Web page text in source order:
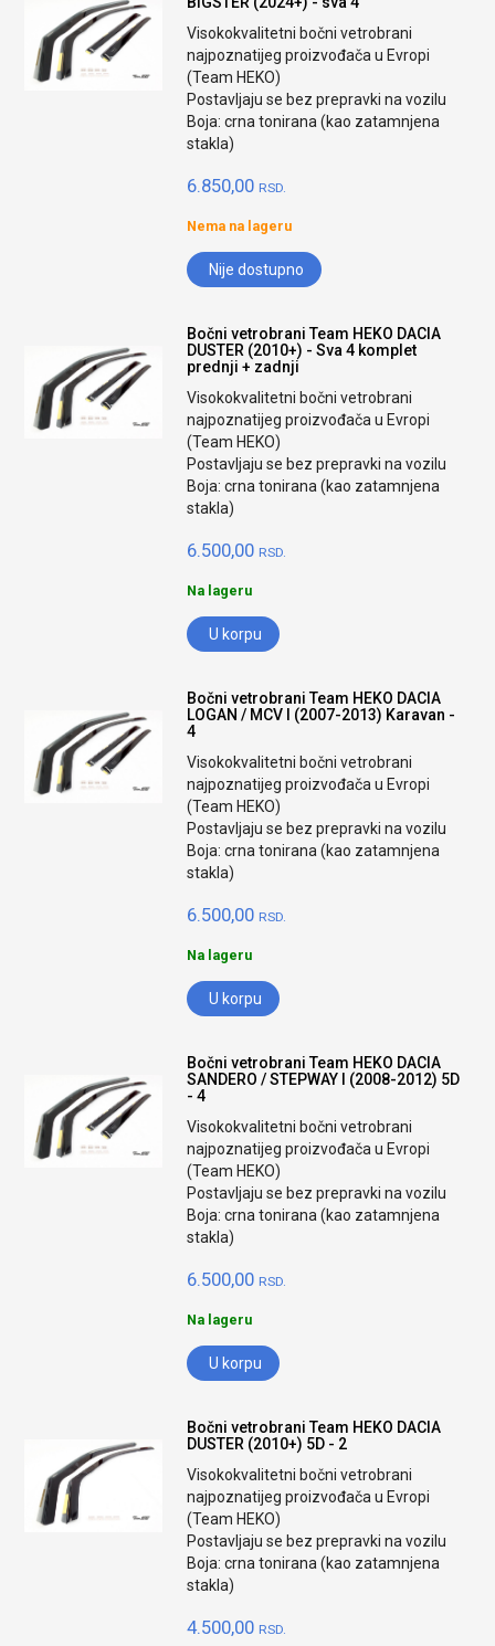
Visokokvalitetni bočni vetrobrani
najpoznatijeg proizvođača u Evropi
(Team HEKO)
Postavljaju se bez prepravki na vozilu
Boja: crna tonirana (kao zatamnjena
stakla)
6.850,00 RSD.
Nema na lageru
Nije dostupno
Bočni vetrobrani Team HEKO DACIA
DUSTER (2010+) - Sva 4 komplet
prednji + zadnji
Visokokvalitetni bočni vetrobrani
najpoznatijeg proizvođača u Evropi
(Team HEKO)
Postavljaju se bez prepravki na vozilu
Boja: crna tonirana (kao zatamnjena
stakla)
6.500,00 RSD.
Na lageru
U korpu
Bočni vetrobrani Team HEKO DACIA
LOGAN / MCV I (2007-2013) Karavan -
4
Visokokvalitetni bočni vetrobrani
najpoznatijeg proizvođača u Evropi
(Team HEKO)
Postavljaju se bez prepravki na vozilu
Boja: crna tonirana (kao zatamnjena
stakla)
6.500,00 RSD.
Na lageru
U korpu
Bočni vetrobrani Team HEKO DACIA
SANDERO / STEPWAY I (2008-2012) 5D
- 4
Visokokvalitetni bočni vetrobrani
najpoznatijeg proizvođača u Evropi
(Team HEKO)
Postavljaju se bez prepravki na vozilu
Boja: crna tonirana (kao zatamnjena
stakla)
6.500,00 RSD.
Na lageru
U korpu
Bočni vetrobrani Team HEKO DACIA
DUSTER (2010+) 5D - 2
Visokokvalitetni bočni vetrobrani
najpoznatijeg proizvođača u Evropi
(Team HEKO)
Postavljaju se bez prepravki na vozilu
Boja: crna tonirana (kao zatamnjena
stakla)
4.500,00 RSD.